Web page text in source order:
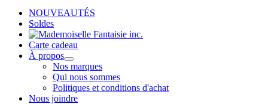
NOUVEAUTÉS
Soldes
Carte cadeau
À propos
Nos marques
Qui nous sommes
Politiques et conditions d'achat
Nous joindre